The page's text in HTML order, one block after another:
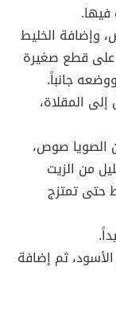
وإضافة الخليط
على قطع صغيرة
جانباً.
المقلاة،
الصويا صوص،
من الزيت
حتى تمتزج
ثم إضافة